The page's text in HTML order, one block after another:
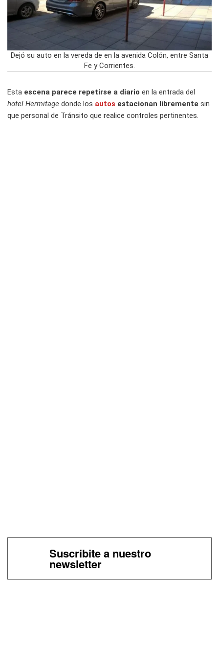
Dejó su auto en la vereda de en la avenida Colón, entre Santa
Fe y Corrientes.
Esta escena parece repetirse a diario en la entrada del
hotel Hermitage donde los autos estacionan libremente sin
que personal de Tránsito que realice controles pertinentes.
Suscribite a nuestro
newsletter